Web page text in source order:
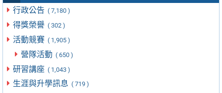
行政公告 ( 7,180 )
得獎榮譽 ( 302 )
活動競賽 ( 1,905 )
營隊活動 ( 650 )
研習講座 ( 1,043 )
生涯與升學訊息 ( 719 )